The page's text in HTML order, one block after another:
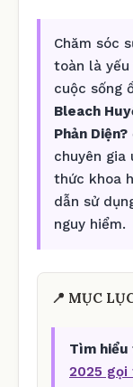
Chăm sóc
toàn là
cuộc sống
Bleach
Phản Diện?
chuyên gia
thức khoa
dẫn sử
nguy hiểm.
📍 MỤC
Tìm hiểu
2025 gọi